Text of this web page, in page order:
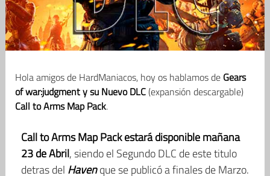
Hola amigos de HardManiacos, hoy os hablamos de Gears
of war:judgment y su Nuevo DLC(expansión descargable)
Call to Arms Map Pack.
Call to Arms Map Pack estará disponible mañana
23 de Abril, siendo el Segundo DLC de este titulo
detras del Havenque se publicó a finales de Marzo.